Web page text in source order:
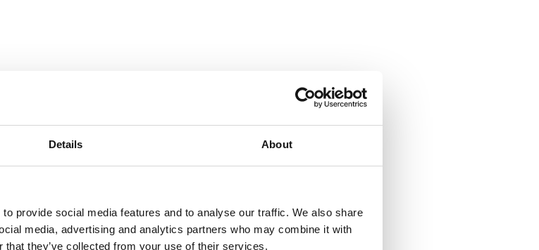
Details About
provide social media features and to analyse our traffic. We also share
media, advertising and analytics partners who may combine it with
they’ve collected from your use of their services.